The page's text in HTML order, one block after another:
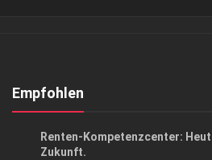
Kontakt, Impressum
Empfohlen
Renten-Kompetenzcenter:
Zukunft.